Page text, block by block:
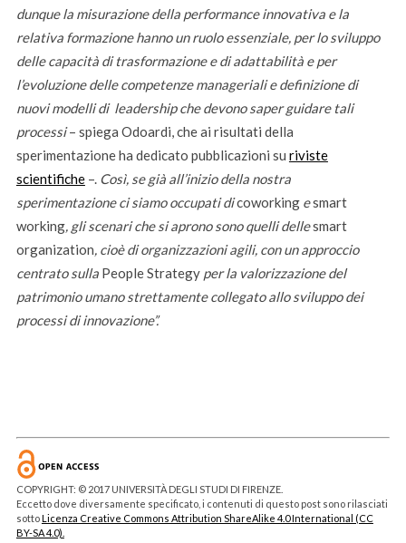
dunquela misurazione della performance innovativa ela
relativaformazionehannoun ruolo essenziale, per lo sviluppo
delle capacità di trasformazione e di adattabilità e per
l’evoluzione delle competenze managerialie definizione di
nuovi modelli di leadershipche devonosaperguidare tali
processi– spiega Odoardi, che ai risultati della
sperimentazione ha dedicato pubblicazioni su riviste
scientifiche–. Così, se già all’inizio della nostra
sperimentazione ci siamo occupati dicoworking esmart
working, gli scenari che si aprono sono quelli dellesmart
organization, cioè di organizzazioni agili, con un approccio
centratosulla People Strategyper lavalorizzazione del
patrimonio umano strettamente collegato allo sviluppo dei
processi di innovazione”.
COPYRIGHT: © 2017 UNIVERSITÀ DEGLI STUDI DI FIRENZE.
Eccetto dove diversamente specificato, i contenuti di questo post sono rilasciati
sottoLicenza Creative Commons Attribution ShareAlike 4.0 International (CC
BY-SA 4.0).